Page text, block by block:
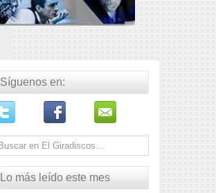
Síguenos en:
Lo más leído este mes